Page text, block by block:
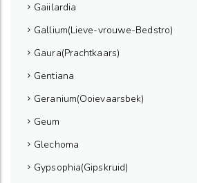
Gaiilardia
Gallium(Lieve-vrouwe-Bedstro)
Gaura(Prachtkaars)
Gentiana
Geranium(Ooievaarsbek)
Geum
Glechoma
Gypsophia(Gipskruid)